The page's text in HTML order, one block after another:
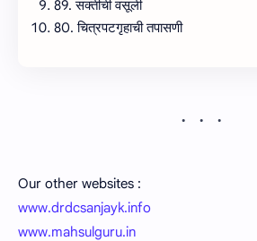
89. सक्तीची वसूली
80. चित्रपटगृहाची तपासणी
Our other websites :
www.drdcsanjayk.info
www.mahsulguru.in